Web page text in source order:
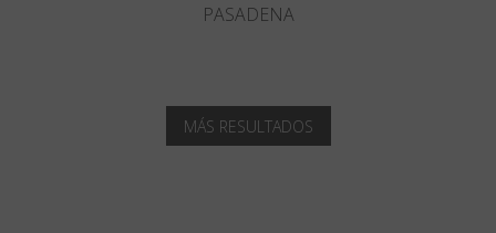
PASADENA
MÁS RESULTADOS